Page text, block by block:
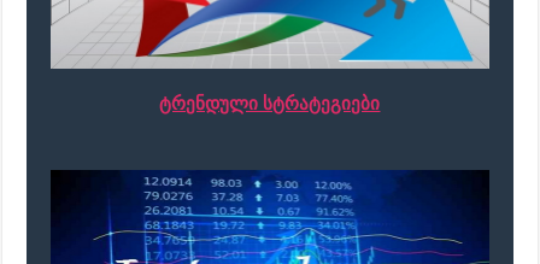
ტრენდული სტრატეგიები